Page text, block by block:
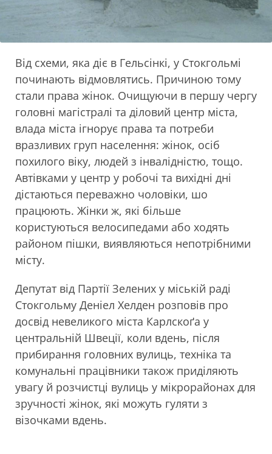
Від схеми, яка діє в Гельсінкі, у Стокгольмі
починають відмовлятись. Причиною тому
стали права жінок. Очищуючи в першу чергу
головні магістралі та діловий центр міста,
влада міста ігнорує права та потреби
вразливих груп населення: жінок, осіб
похилого віку, людей з інвалідністю, тощо.
Автівками у центр у робочі та вихідні дні
дістаються переважно чоловіки, шо
працюють. Жінки ж, які більше
користуються велосипедами або ходять
районом пішки, виявляються непотрібними
місту.
Депутат від Партії Зелених у міській раді
Стокгольму Деніел Хелден розповів про
досвід невеликого міста Карлскоґа у
центральній Швеції, коли вдень, після
прибирання головних вулиць, техніка та
комунальні працівники також приділяють
увагу й розчистці вулиць у мікрорайонах для
зручності жінок, які можуть гуляти з
візочками вдень.